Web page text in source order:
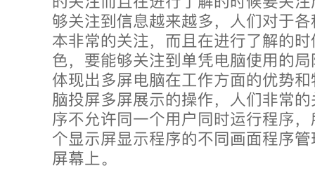
够关注到信息越来越多，人们对于
本非常的关注，而且在进行了解的
色，要能够关注到单凭电脑使用的
体现出多屏电脑在工作方面的优势
脑投屏多屏展示的操作，人们非常
序不允许同一个用户同时运行程序
个显示屏显示程序的不同画面程序
屏幕上。